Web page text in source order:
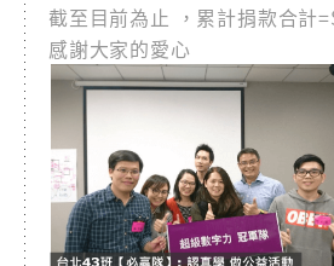
截至目前為止 ，累計捐款合計
感謝大家的愛心